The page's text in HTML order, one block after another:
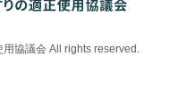
協議会 All rights reserved.